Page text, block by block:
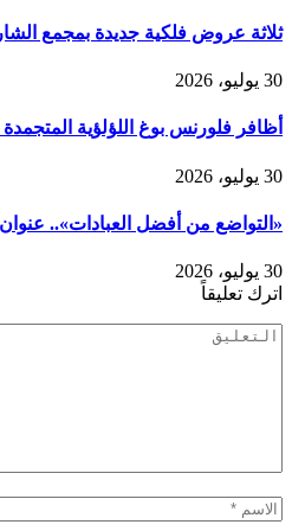
ثلاثة عروض فلكية جديدة بمجمع
30 يوليو، 2026
أظافر فلورنس بوغ اللؤلؤية
30 يوليو، 2026
«التواضع من أفضل العبادات»..
30 يوليو، 2026
اترك تعليقاً